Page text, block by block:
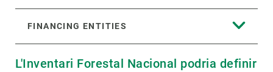
FINANCING ENTITIES
L'Inventari Forestal Nacional podria definir